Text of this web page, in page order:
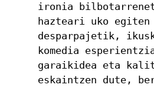
ironia
hazteari uko egiten
desparpajetik,
komedia
garaikidea eta
eskaintzen dute,